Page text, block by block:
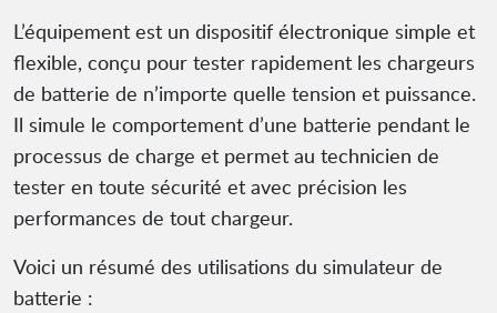
L’équipement est un dispositif électronique simple et
flexible, conçu pour tester rapidement les chargeurs
de batterie de n’importe quelle tension et puissance.
Il simule le comportement d’une batterie pendant le
processus de charge et permet au technicien de
tester en toute sécurité et avec précision les
performances de tout chargeur.
Voici un résumé des utilisations du simulateur de
batterie :